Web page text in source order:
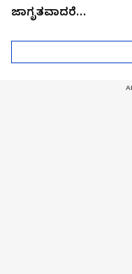
ಜಾಗೃತವಾದರೆ